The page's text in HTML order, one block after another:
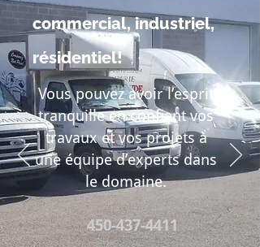
commercial, industriel,
résidentiel!
Vous pouvez avoir l’esprit
tranquille en confiant vos
travaux et vos projets à
une équipe d’experts dans
le domaine.
450-437-4411